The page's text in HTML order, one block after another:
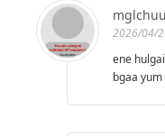
2026/04/
ene
bgaa yum